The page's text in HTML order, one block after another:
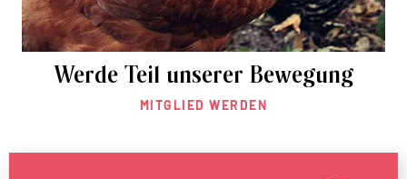
Werde Teil unserer Bewegung
MITGLIED WERDEN